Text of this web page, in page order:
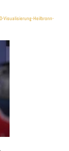
Visualisierung-Heilbronn-